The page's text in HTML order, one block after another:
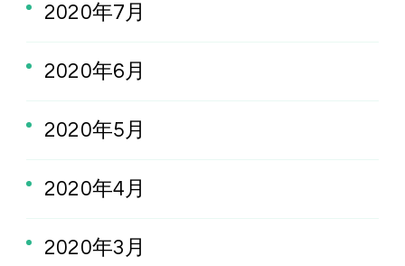
2020年7月
2020年6月
2020年5月
2020年4月
2020年3月